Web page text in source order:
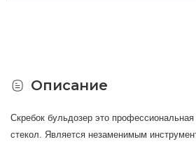
Описание
Скребок бульдозер это
стекол. Является незаменимым